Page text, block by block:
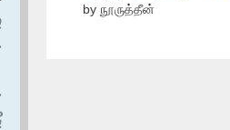
by நூருத்தீன்